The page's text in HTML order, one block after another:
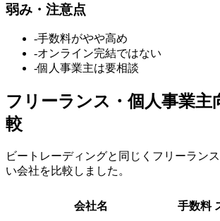
弱み・注意点
-手数料がやや高め
-オンライン完結ではない
-個人事業主は要相談
フリーランス・個人事業主
較
ビートレーディングと同じく フリーラン
い会社を比較しました。
会社名 手数料